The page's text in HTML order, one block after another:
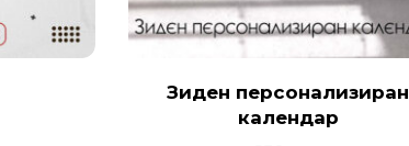
Зиден персонализиран
календар